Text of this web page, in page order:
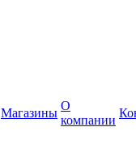
Магазины
О
компании